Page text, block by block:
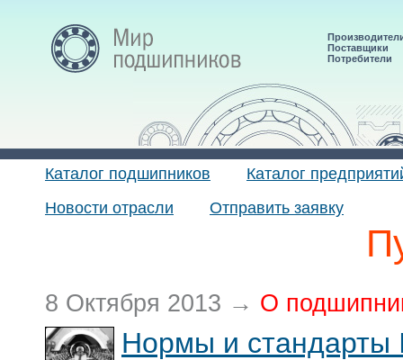
Поставщики
Потребители
Каталог подшипников
Каталог
Новости отрасли
Отправить заявку
8 Октября 2013 → О
Нормы и стандарты